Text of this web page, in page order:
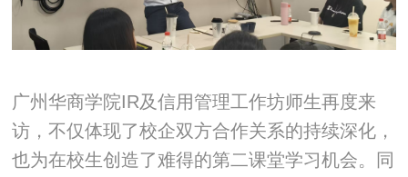
广州华商学院IR及信用管理工作坊师生再度来
访，不仅体现了校企双方合作关系的持续深化，
也为在校生创造了难得的第二课堂学习机会。同